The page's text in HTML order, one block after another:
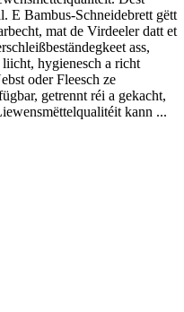
E Bambus-Schneidebrett gëtt
mat de Virdeeler datt et
ass,
liicht, hygienesch a richt
oder Fleesch ze
getrennt réi a gekacht,
kann ...